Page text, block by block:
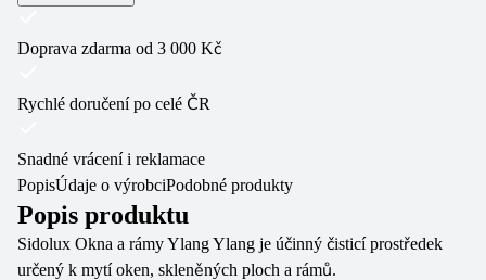
Doprava zdarma od 3 000 Kč
Rychlé doručení po celé ČR
Snadné vrácení i reklamace
PopisÚdaje o výrobciPodobné produkty
Popis produktu
Sidolux Okna a rámy Ylang Ylang je účinný čisticí prostředek
určený k mytí oken, skleněných ploch a rámů.